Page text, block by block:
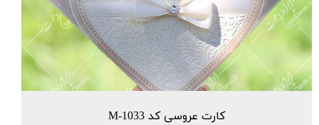
کارت عروسی کد M-1033